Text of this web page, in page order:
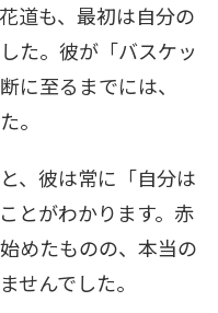
道も、最初は自分の
た。彼が「バスケッ
に至るまでには、
。
、彼は常に「自分は
とがわかります。赤
めたものの、本当の
せんでした。